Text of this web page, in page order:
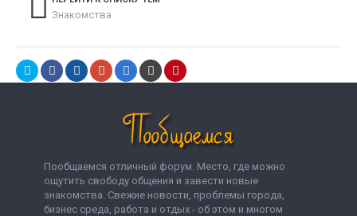
Знакомства
Пообщаемся отличный форум. Место, где можно
ощутить свободу общения и завести новые
знакомства. Свежие новости, проблемы города,
бизнес среда, работа и отдых - об этом и многом